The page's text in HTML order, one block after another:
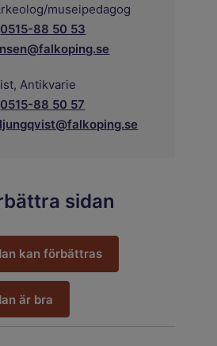
museipedagog
0515-88 50 53
Antikvarie
0515-88 50 57
sidan
kan förbättras
är bra